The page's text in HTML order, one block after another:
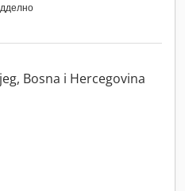
Bosna i Hercegovina